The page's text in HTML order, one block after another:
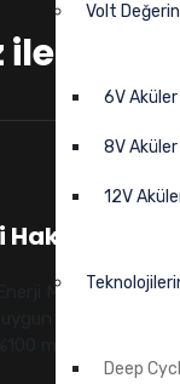
Volt
6V Aküler
8V Aküler
12V
Deep
ilgili
Monbat